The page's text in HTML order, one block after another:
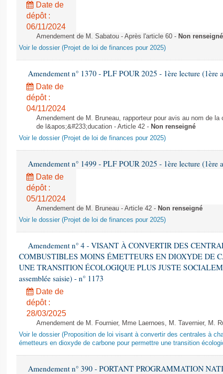
Date de
dépôt :
06/11/2024
Amendement de M. Sabatou - Après l'article 60 - Non renseigné
Voir le dossier (Projet de loi de finances pour 2025)
Amendement n° 1370 - PLF POUR 2025 - 1ère lecture (1ère
Date de
dépôt :
04/11/2024
Amendement de M. Bruneau, rapporteur pour avis au nom de
de l&apos;&#233;ducation - Article 42 - Non renseigné
Voir le dossier (Projet de loi de finances pour 2025)
Amendement n° 1499 - PLF POUR 2025 - 1ère lecture (1ère
Date de
dépôt :
05/11/2024
Amendement de M. Bruneau - Article 42 - Non renseigné
Voir le dossier (Projet de loi de finances pour 2025)
Amendement n° 4 - VISANT À CONVERTIR DES
COMBUSTIBLES MOINS ÉMETTEURS EN DIOXYDE DE
UNE TRANSITION ÉCOLOGIQUE PLUS JUSTE
assemblée saisie) - n° 1173
Date de
dépôt :
28/03/2025
Amendement de M. Fournier, Mme Laernoes, M. Tavernier, M.
Voir le dossier (Proposition de loi visant à convertir des centrales à
émetteurs en dioxyde de carbone pour permettre une transition
Amendement n° 390 - PORTANT PROGRAMMATION